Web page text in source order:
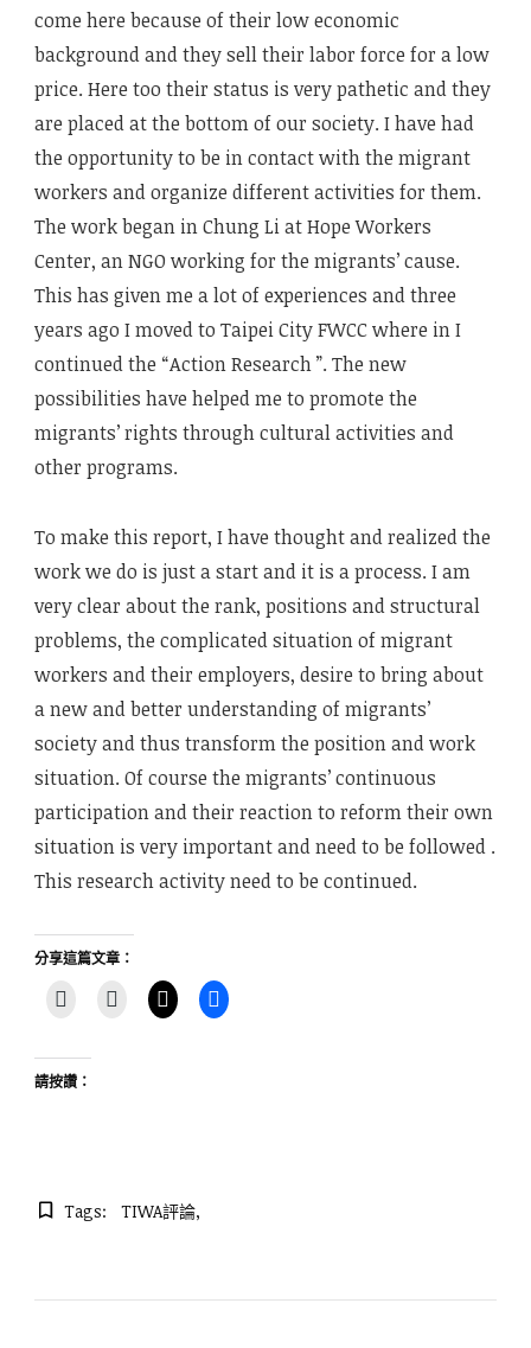
come here because of their low economic
background and they sell their labor force for a low
price. Here too their status is very pathetic and they
are placed at the bottom of our society. I have had
the opportunity to be in contact with the migrant
workers and organize different activities for them.
The work began in Chung Li at Hope Workers
Center, an NGO working for the migrants’ cause.
This has given me a lot of experiences and three
years ago I moved to Taipei City FWCC where in I
continued the “Action Research ”. The new
possibilities have helped me to promote the
migrants’ rights through cultural activities and
other programs.
To make this report, I have thought and realized the
work we do is just a start and it is a process. I am
very clear about the rank, positions and structural
problems, the complicated situation of migrant
workers and their employers, desire to bring about
a new and better understanding of migrants’
society and thus transform the position and work
situation. Of course the migrants’ continuous
participation and their reaction to reform their own
situation is very important and need to be followed .
This research activity need to be continued.
分享這篇文章：
請按讚：
Tags: TIWA評論